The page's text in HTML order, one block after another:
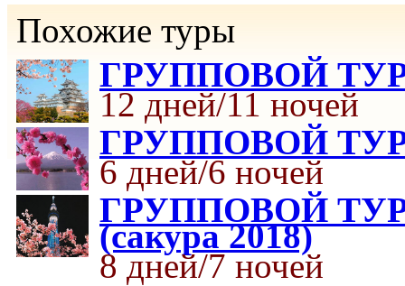
Похожие туры
ГРУППОВОЙ ТУР
12 дней/11 ночей
ГРУППОВОЙ ТУР
6 дней/6 ночей
ГРУППОВОЙ ТУР
(сакура 2018)
8 дней/7 ночей